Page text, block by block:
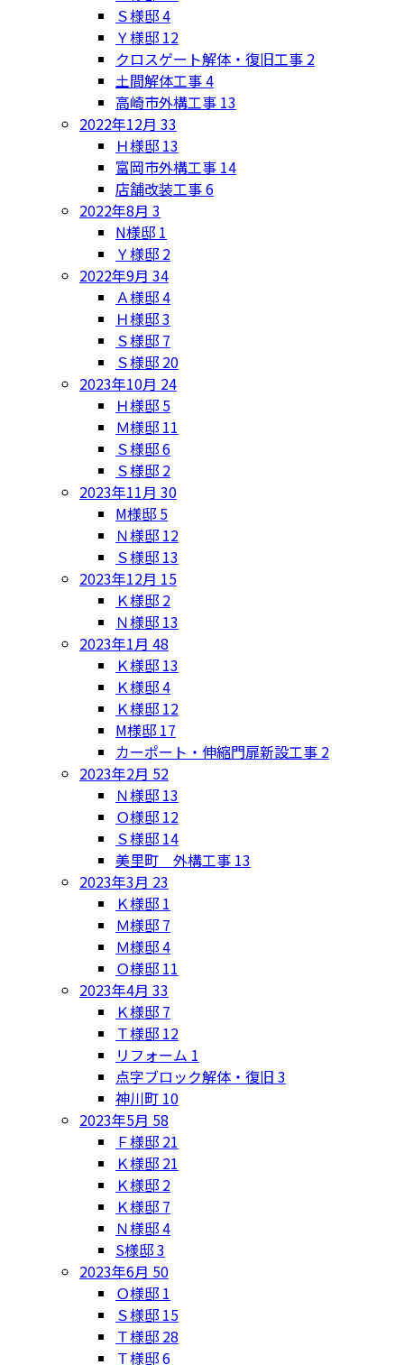
Ｓ様邸4
Ｙ様邸 12
クロスゲート解体・復旧工事 2
土間解体工事4
高崎市外構工事 13
2022年12月 33
Ｈ様邸 13
富岡市外構工事 14
店舗改装工事6
2022年8月 3
N様邸 1
Ｙ様邸 2
2022年9月 34
Ａ様邸4
Ｈ様邸3
Ｓ様邸 7
Ｓ様邸 20
2023年10月 24
Ｈ様邸 5
Ｍ様邸 11
Ｓ様邸6
Ｓ様邸 2
2023年11月 30
M様邸 5
Ｎ様邸 12
Ｓ様邸 13
2023年12月 15
Ｋ様邸 2
Ｎ様邸 13
2023年1月 48
Ｋ様邸 13
Ｋ様邸4
Ｋ様邸 12
M様邸 17
カーポート・伸縮門扉新設工事 2
2023年2月 52
Ｎ様邸 13
Ｏ様邸 12
Ｓ様邸 14
美里町 外構工事 13
2023年3月 23
Ｋ様邸 1
Ｍ様邸 7
Ｍ様邸4
Ｏ様邸 11
2023年4月 33
Ｋ様邸 7
Ｔ様邸 12
リフォーム 1
点字ブロック解体・復旧 3
神川町 10
2023年5月 58
Ｆ様邸 21
Ｋ様邸 21
Ｋ様邸 2
Ｋ様邸 7
Ｎ様邸4
S様邸3
2023年6月 50
Ｏ様邸 1
Ｓ様邸 15
Ｔ様邸 28
Ｔ様邸6